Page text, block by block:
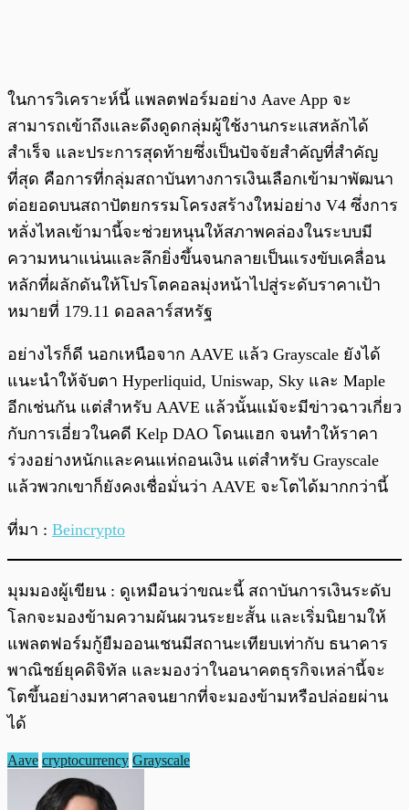
ในการวิเคราะห์นี้ แพลตฟอร์มอย่าง Aave App จะ
สามารถเข้าถึงและดึงดูดกลุ่มผู้ใช้งานกระแสหลักได้
สำเร็จ และประการสุดท้ายซึ่งเป็นปัจจัยสำคัญที่สำคัญ
ที่สุด คือการที่กลุ่มสถาบันทางการเงินเลือกเข้ามาพัฒนา
ต่อยอดบนสถาปัตยกรรมโครงสร้างใหม่อย่าง V4 ซึ่งการ
หลั่งไหลเข้ามานี้จะช่วยหนุนให้สภาพคล่องในระบบมี
ความหนาแน่นและลึกยิ่งขึ้นจนกลายเป็นแรงขับเคลื่อน
หลักที่ผลักดันให้โปรโตคอลมุ่งหน้าไปสู่ระดับราคาเป้า
หมายที่ 179.11 ดอลลาร์สหรัฐ
อย่างไรก็ดี นอกเหนือจาก AAVE แล้ว Grayscale ยังได้
แนะนำให้จับตา Hyperliquid, Uniswap, Sky และ Maple
อีกเช่นกัน แต่สำหรับ AAVE แล้วนั้นแม้จะมีข่าวฉาวเกี่ยว
กับการเอี่ยวในคดี Kelp DAO โดนแฮก จนทำให้ราคา
ร่วงอย่างหนักและคนแห่ถอนเงิน แต่สำหรับ Grayscale
แล้วพวกเขาก็ยังคงเชื่อมั่นว่า AAVE จะโตได้มากกว่านี้
ที่มา : Beincrypto
มุมมองผู้เขียน : ดูเหมือนว่าขณะนี้ สถาบันการเงินระดับ
โลกจะมองข้ามความผันผวนระยะสั้น และเริ่มนิยามให้
แพลตฟอร์มกู้ยืมออนเชนมีสถานะเทียบเท่ากับ ธนาคาร
พาณิชย์ยุคดิจิทัล และมองว่าในอนาคตธุรกิจเหล่านี้จะ
โตขึ้นอย่างมหาศาลจนยากที่จะมองข้ามหรือปล่อยผ่าน
ได้
Aave cryptocurrency Grayscale